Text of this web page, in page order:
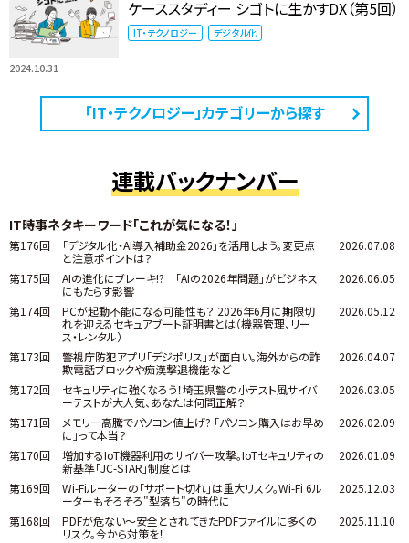
2024.10.31
ケーススタディー シゴトに生かすDX（第5回）
IT・テクノロジー デジタル化
「IT・テクノロジー」カテゴリーから探す
連載バックナンバー
IT時事ネタキーワード「これが気になる！」
第176回
「デジタル化・AI導入補助金2026」を活用しよう。変更点
と注意ポイントは？
2026.07.08
第175回
AIの進化にブレーキ!? 「AIの2026年問題」がビジネス
にもたらす影響
2026.06.05
第174回
PCが起動不能になる可能性も？ 2026年6月に期限切
れを迎えるセキュアブート証明書とは（機器管理、リー
ス・レンタル）
2026.05.12
第173回
警視庁防犯アプリ「デジポリス」が面白い。海外からの詐
欺電話ブロックや痴漢撃退機能など
2026.04.07
第172回
セキュリティに強くなろう！埼玉県警の小テスト風サイバ
ーテストが大人気、あなたは何問正解？
2026.03.05
第171回
メモリー高騰でパソコン値上げ? 「パソコン購入はお早め
に」って本当？
2026.02.09
第170回
増加するIoT機器利用のサイバー攻撃。IoTセキュリティの
新基準「JC-STAR」制度とは
2026.01.09
第169回
Wi-Fiルーターの「サポート切れ」は重大リスク。Wi-Fi 6ル
ーターもそろそろ"型落ち"の時代に
2025.12.03
第168回
PDFが危ない～安全とされてきたPDFファイルに多くの
リスク。今から対策を！
2025.11.10